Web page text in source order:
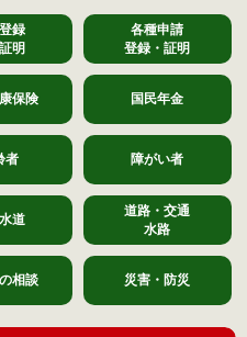
録
明
各種申請
登録・証明
保険 国民年金
者 障がい者
道
道路・交通
水路
相談 災害・防災